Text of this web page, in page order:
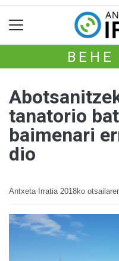
BEHE
tanatorio
baimenari
dio
Antxeta Irratia 2018ko